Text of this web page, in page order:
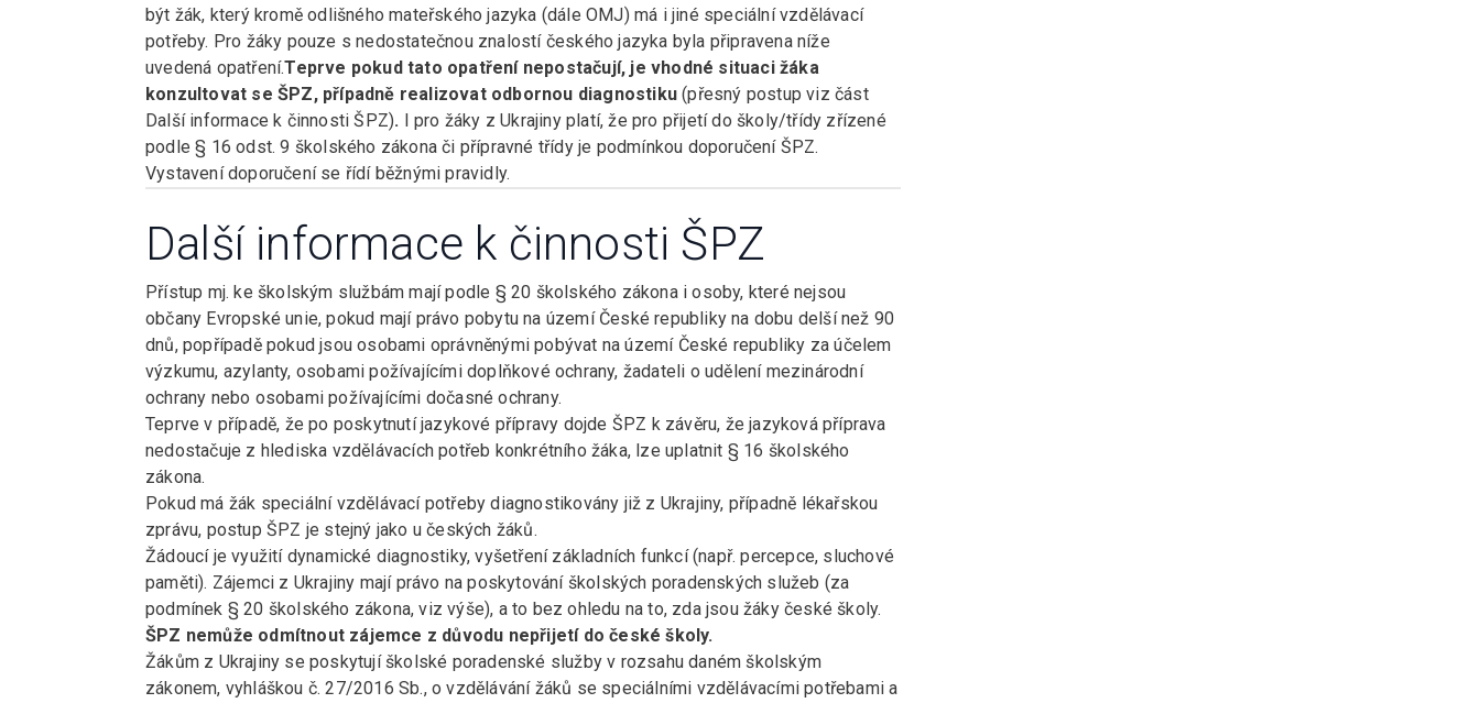
být žák, který kromě odlišného mateřského jazyka (dále OMJ) má i jiné speciální vzdělávací
potřeby. Pro žáky pouze s nedostatečnou znalostí českého jazyka byla připravena níže
uvedená opatření.Teprve pokud tato opatření nepostačují, je vhodné situaci žáka
konzultovat se ŠPZ, případně realizovat odbornou diagnostiku(přesný postup viz část
Další informace k činnosti ŠPZ). I pro žáky z Ukrajiny platí, že pro přijetí do školy/třídy zřízené
podle § 16 odst. 9 školského zákona či přípravné třídy je podmínkou doporučení ŠPZ.
Vystavení doporučení se řídí běžnými pravidly.
Další informace k činnosti ŠPZ
Přístup mj. ke školským službám mají podle § 20 školského zákona i osoby, které nejsou
občany Evropské unie, pokud mají právo pobytu na území České republiky na dobu delší než 90
dnů, popřípadě pokud jsou osobami oprávněnými pobývat na území České republiky za účelem
výzkumu, azylanty, osobami požívajícími doplňkové ochrany, žadateli o udělení mezinárodní
ochrany nebo osobami požívajícími dočasné ochrany.
Teprve v případě, že po poskytnutí jazykové přípravy dojde ŠPZ k závěru, že jazyková příprava
nedostačuje z hlediska vzdělávacích potřeb konkrétního žáka, lze uplatnit § 16 školského
zákona.
Pokud má žák speciální vzdělávací potřeby diagnostikovány již z Ukrajiny, případně lékařskou
zprávu, postup ŠPZ je stejný jako u českých žáků.
Žádoucí je využití dynamické diagnostiky, vyšetření základních funkcí (např. percepce, sluchové
paměti). Zájemci z Ukrajiny mají právo na poskytování školských poradenských služeb (za
podmínek § 20 školského zákona, viz výše), a to bez ohledu na to, zda jsou žáky české školy.
ŠPZ nemůže odmítnout zájemce z důvodu nepřijetí do české školy.
Žákům z Ukrajiny se poskytují školské poradenské služby v rozsahu daném školským
zákonem, vyhláškou č. 27/2016 Sb., o vzdělávání žáků se speciálními vzdělávacími potřebami a